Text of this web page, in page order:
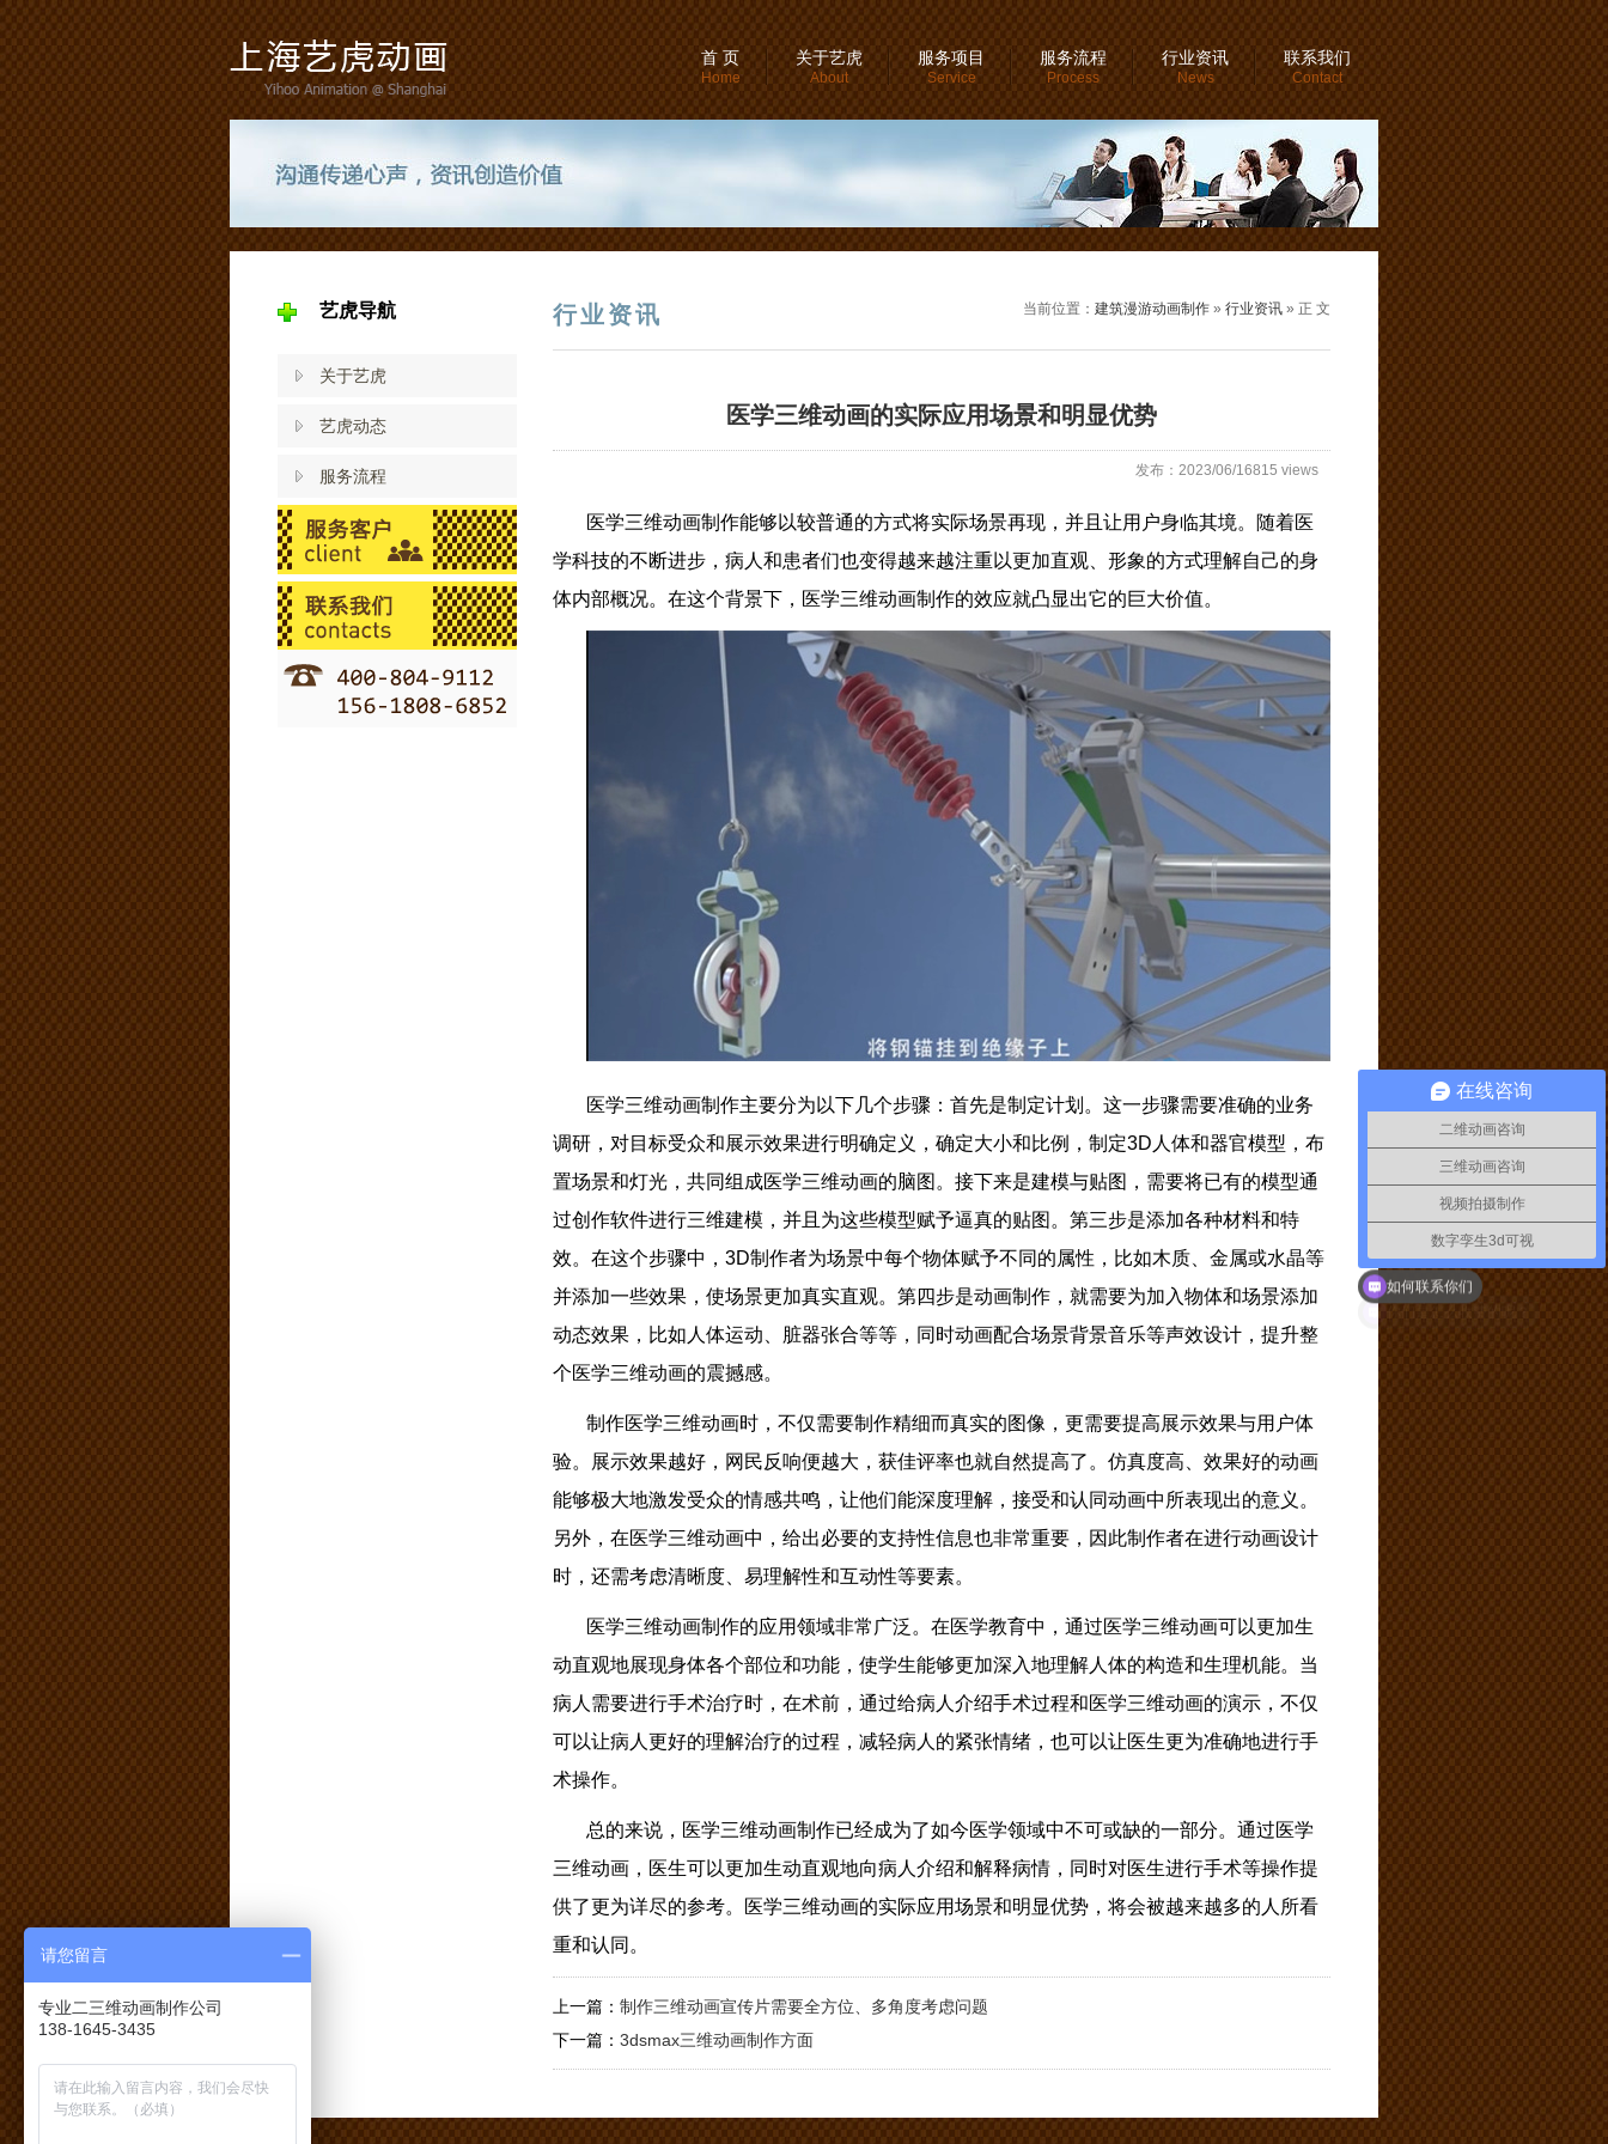
首 页
Home
关于艺虎
About
服务项目
Service
服务流程
Process
行业资讯
News
联系我们
Contact
艺虎导航
关于艺虎
艺虎动态
服务流程
行业资讯 当前位置： 建筑漫游动画制作 » 行业资讯 » 正 文
医学三维动画的实际应用场景和明显优势
发布：2023/06/16815 views
医学三维动画制作能够以较普通的方式将实际场景再现，并且让用户身临其境。随着医
学科技的不断进步，病人和患者们也变得越来越注重以更加直观、形象的方式理解自己的身
体内部概况。在这个背景下，医学三维动画制作的效应就凸显出它的巨大价值。
医学三维动画制作主要分为以下几个步骤：首先是制定计划。这一步骤需要准确的业务
调研，对目标受众和展示效果进行明确定义，确定大小和比例，制定3D人体和器官模型，布
置场景和灯光，共同组成医学三维动画的脑图。接下来是建模与贴图，需要将已有的模型通
过创作软件进行三维建模，并且为这些模型赋予逼真的贴图。第三步是添加各种材料和特
效。在这个步骤中，3D制作者为场景中每个物体赋予不同的属性，比如木质、金属或水晶等
并添加一些效果，使场景更加真实直观。第四步是动画制作，就需要为加入物体和场景添加
动态效果，比如人体运动、脏器张合等等，同时动画配合场景背景音乐等声效设计，提升整
个医学三维动画的震撼感。
制作医学三维动画时，不仅需要制作精细而真实的图像，更需要提高展示效果与用户体
验。展示效果越好，网民反响便越大，获佳评率也就自然提高了。仿真度高、效果好的动画
能够极大地激发受众的情感共鸣，让他们能深度理解，接受和认同动画中所表现出的意义。
另外，在医学三维动画中，给出必要的支持性信息也非常重要，因此制作者在进行动画设计
时，还需考虑清晰度、易理解性和互动性等要素。
医学三维动画制作的应用领域非常广泛。在医学教育中，通过医学三维动画可以更加生
动直观地展现身体各个部位和功能，使学生能够更加深入地理解人体的构造和生理机能。当
病人需要进行手术治疗时，在术前，通过给病人介绍手术过程和医学三维动画的演示，不仅
可以让病人更好的理解治疗的过程，减轻病人的紧张情绪，也可以让医生更为准确地进行手
术操作。
总的来说，医学三维动画制作已经成为了如今医学领域中不可或缺的一部分。通过医学
三维动画，医生可以更加生动直观地向病人介绍和解释病情，同时对医生进行手术等操作提
供了更为详尽的参考。医学三维动画的实际应用场景和明显优势，将会被越来越多的人所看
重和认同。
上一篇： 制作三维动画宣传片需要全方位、多角度考虑问题
下一篇： 3dsmax三维动画制作方面
在线咨询
二维动画咨询
三维动画咨询
视频拍摄制作
数字孪生3d可视
如何联系你们
请您留言
专业二三维动画制作公司
138-1645-3435